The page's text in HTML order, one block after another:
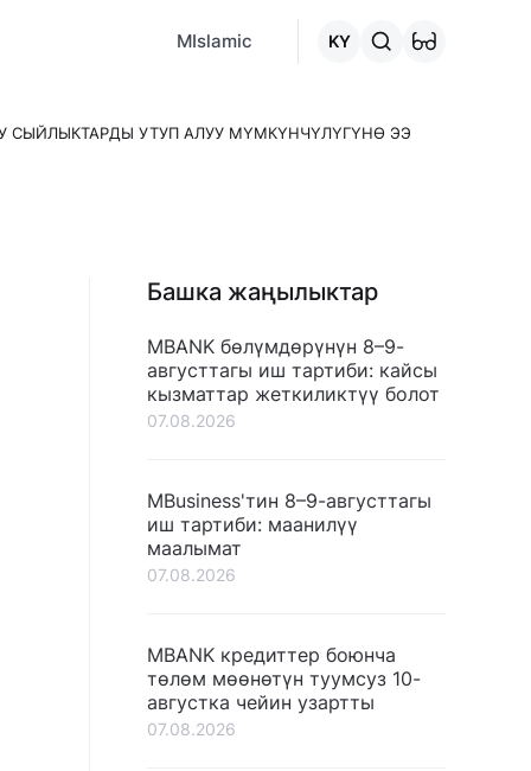
MIslamic KY
СЫЙЛЫКТАРДЫ УТУП АЛУУ МҮМКҮНЧҮЛҮГҮНӨ ЭЭ
Башка жаңылыктар
MBANK бөлүмдөрүнүн 8–9-
августтагы иш тартиби: кайсы
кызматтар жеткиликтүү болот
07.08.2026
MBusiness'тин 8–9-августтагы
иш тартиби: маанилүү
маалымат
07.08.2026
MBANK кредиттер боюнча
төлөм мөөнөтүн туумсуз 10-
августка чейин узартты
07.08.2026